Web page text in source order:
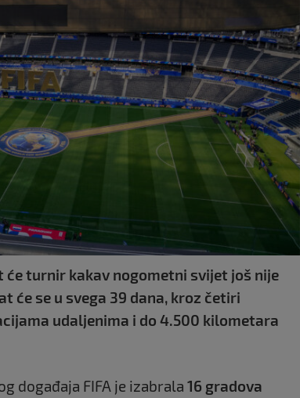
turnir kakav nogometni svijet još nije
će se u svega 39 dana, kroz četiri
udaljenima i do 4.500 kilometara
događaja FIFA je izabrala 16 gradova